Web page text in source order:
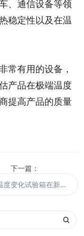
、通信设备等领
稳定性以及在温
常有用的设备，
产品在极端温度
提高产品的质量
下一篇：
快速温度变化试验箱在新能源汽车电池寿命评估中的作用